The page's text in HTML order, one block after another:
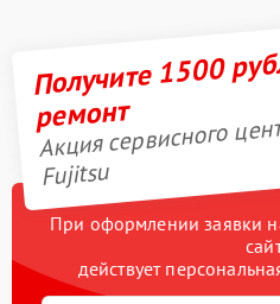
Получите 1500
ремонт
Акция сервисного
Fujitsu
При оформлении заявки
действует